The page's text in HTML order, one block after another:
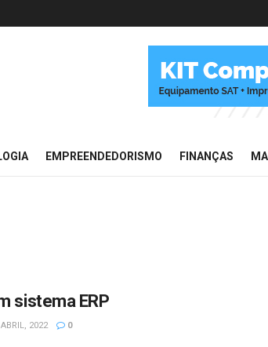
EMPREENDEDORISMO FINANÇAS
sistema ERP
2022 0